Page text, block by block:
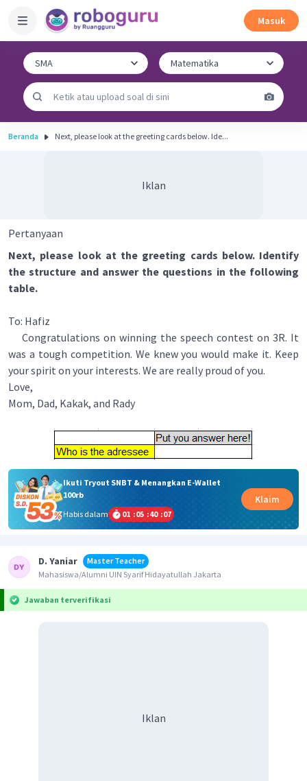
Masuk
Beranda Next, please look at the greeting cards below. Ide...
Iklan
Pertanyaan
Next, please look at the greeting cards below. Identify
the structure and answer the questions in the following
table.
To: Hafiz
Congratulations on winning the speech contest on 3R. It
was a tough competition. We knew you would make it. Keep
your spirit on your interests. We are really proud of you.
Love,
Mom, Dad, Kakak, and Rady
Ikuti Tryout SNBT & Menangkan E-Wallet
100rb
Habis dalam
01 :05 :40 :07
Klaim
D. Yaniar
Master Teacher
Mahasiswa/Alumni UIN Syarif Hidayatullah Jakarta
Jawaban terverifikasi
Iklan